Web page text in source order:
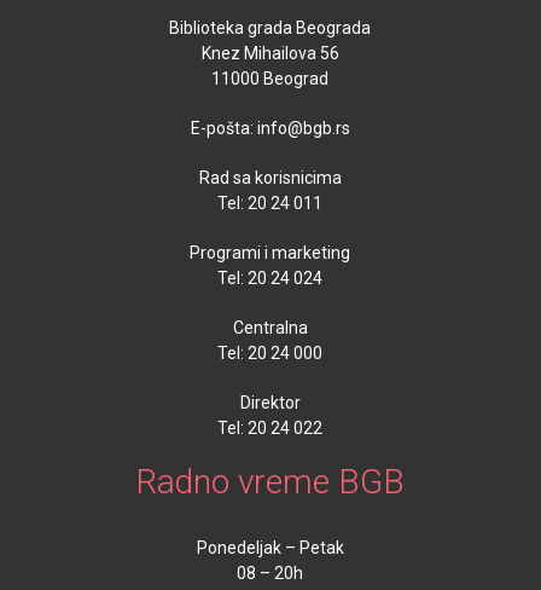
Biblioteka grada Beograda
Knez Mihailova 56
11000 Beograd
E-pošta: info@bgb.rs
Rad sa korisnicima
Tel: 20 24 011
Programi i marketing
Tel: 20 24 024
Centralna
Tel: 20 24 000
Direktor
Tel: 20 24 022
Radno vreme BGB
Ponedeljak – Petak
08 – 20h